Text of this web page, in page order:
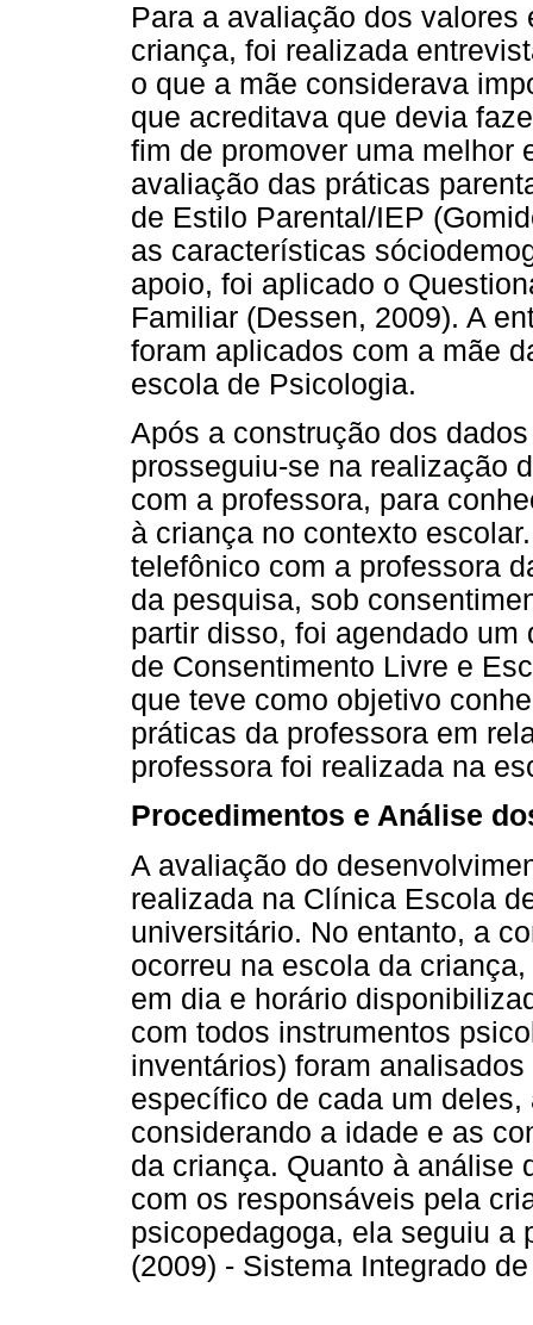
Para a avaliação dos
criança, foi realizada
o que a mãe considerava
que acreditava que devia
fim de promover uma melhor
avaliação das práticas
de Estilo Parental/IEP
as características
apoio, foi aplicado o
Familiar (Dessen, 2009). A
foram aplicados com a mãe
escola de Psicologia.
Após a construção dos
prosseguiu-se na realização
com a professora, para
à criança no contexto
telefônico com a professora
da pesquisa, sob
partir disso, foi agendado um
de Consentimento Livre e
que teve como objetivo
práticas da professora em
professora foi realizada na
Procedimentos e Análise
A avaliação do
realizada na Clínica Escola
universitário. No entanto, a
ocorreu na escola da
em dia e horário
com todos instrumentos
inventários) foram
específico de cada um
considerando a idade e as
da criança. Quanto à análise
com os responsáveis pela
psicopedagoga, ela seguiu a
(2009) - Sistema Integrado